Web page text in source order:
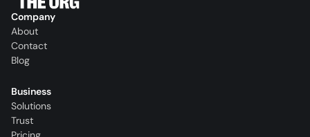
Company
About
Contact
Blog
Business
Solutions
Trust